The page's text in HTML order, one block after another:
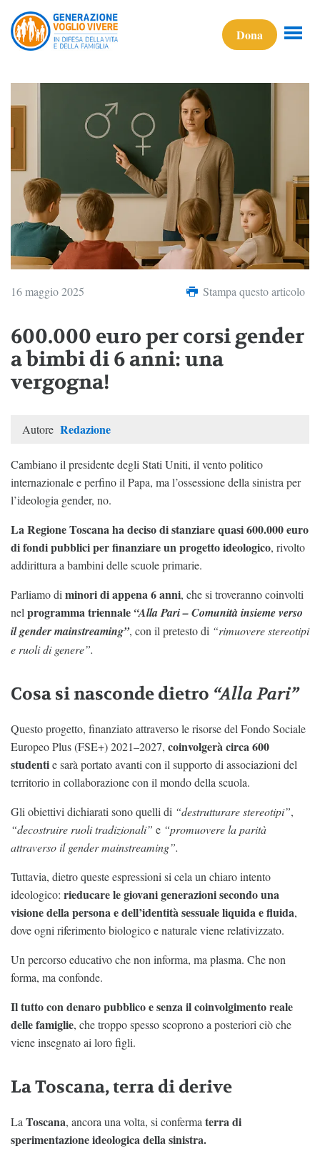
Dona
16 maggio 2025 Stampa questo articolo
600.000 euro per corsi gender
a bimbi di 6 anni: una
vergogna!
Autore Redazione
Cambiano il presidente degli Stati Uniti, il vento politico
internazionale e perfino il Papa, ma l’ossessione della sinistra per
l’ideologia gender, no.
La Regione Toscana ha deciso di stanziare quasi 600.000 euro
di fondi pubblici per finanziare un progetto ideologico, rivolto
addirittura a bambini delle scuole primarie.
Parliamo di minori di appena 6 anni, che si troveranno coinvolti
nel programma triennale “Alla Pari – Comunità insieme verso
il gender mainstreaming”, con il pretesto di “rimuovere stereotipi
e ruoli di genere”.
Cosa si nasconde dietro “Alla Pari”
Questo progetto, finanziato attraverso le risorse del Fondo Sociale
Europeo Plus (FSE+) 2021–2027, coinvolgerà circa 600
studentie sarà portato avanti con il supporto di associazioni del
territorio in collaborazione con il mondo della scuola.
Gli obiettivi dichiarati sono quelli di “destrutturare stereotipi”,
“decostruire ruoli tradizionali” e “promuovere la parità
attraverso il gender mainstreaming”.
Tuttavia, dietro queste espressioni si cela un chiaro intento
ideologico: rieducare le giovani generazioni secondo una
visione della persona e dell’identità sessuale liquida e fluida,
dove ogni riferimento biologico e naturale viene relativizzato.
Un percorso educativo che non informa, ma plasma. Che non
forma, ma confonde.
Il tutto con denaro pubblico e senza il coinvolgimento reale
delle famiglie, che troppo spesso scoprono a posteriori ciò che
viene insegnato ai loro figli.
La Toscana, terra di derive
La Toscana, ancora una volta, si conferma terra di
sperimentazione ideologica della sinistra.